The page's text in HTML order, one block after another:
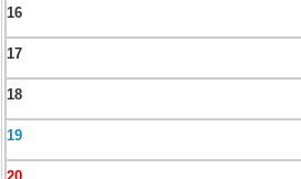
16
17
18
19